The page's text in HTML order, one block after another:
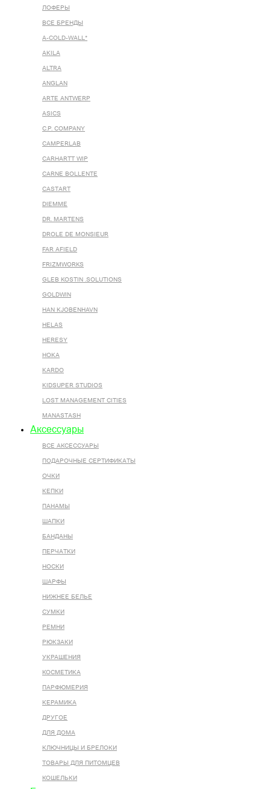
ЛОФЕРЫ
ВСЕ БРЕНДЫ
A-COLD-WALL*
AKILA
ALTRA
ANGLAN
ARTE ANTWERP
ASICS
C.P. COMPANY
CAMPERLAB
CARHARTT WIP
CARNE BOLLENTE
CASTART
DIEMME
DR. MARTENS
DROLE DE MONSIEUR
FAR AFIELD
FRIZMWORKS
GLEB KOSTIN .SOLUTIONS
GOLDWIN
HAN KJOBENHAVN
HELAS
HERESY
HOKA
KARDO
KIDSUPER STUDIOS
LOST MANAGEMENT CITIES
MANASTASH
Аксессуары
ВСЕ AКСЕССУАРЫ
ПОДАРОЧНЫЕ СЕРТИФИКАТЫ
ОЧКИ
КЕПКИ
ПАНАМЫ
ШАПКИ
БАНДАНЫ
ПЕРЧАТКИ
НОСКИ
ШАРФЫ
НИЖНЕЕ БЕЛЬЕ
СУМКИ
РЕМНИ
РЮКЗАКИ
УКРАШЕНИЯ
КОСМЕТИКА
ПАРФЮМЕРИЯ
КЕРАМИКА
ДРУГОЕ
ДЛЯ ДОМА
КЛЮЧНИЦЫ И БРЕЛОКИ
ТОВАРЫ ДЛЯ ПИТОМЦЕВ
КОШЕЛЬКИ